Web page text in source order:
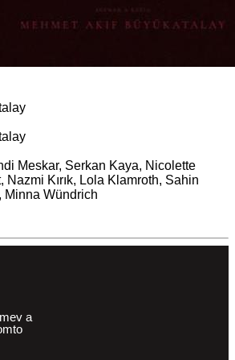
Meskar, Serkan Kaya, Nicolette
Nazmi Kırık, Lola Klamroth, Sahin
Minna Wündrich
a